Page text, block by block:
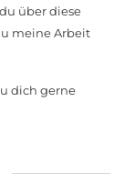
über diese
meine Arbeit
dich gerne